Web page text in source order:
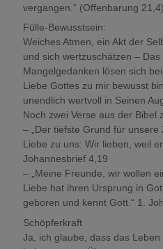
vergangen.“ (Offenbarung 21,4)
Fülle-Bewusstsein:
Weiches Atmen, ein Akt der
und sich wertzuschätzen – Das
Mangelgedanken lösen sich
Liebe Gottes zu mir bewusst
unendlich wertvoll in Seinen
Noch zwei Verse aus der Bibel
– „Der tiefste Grund für
Liebe zu uns: Wir lieben, weil
Johannesbrief 4,19
– „Meine Freunde, wir wollen
Liebe hat ihren Ursprung in
geboren und kennt Gott.“ 1.
Schöpferkraft
Ja, ich glaube, dass das